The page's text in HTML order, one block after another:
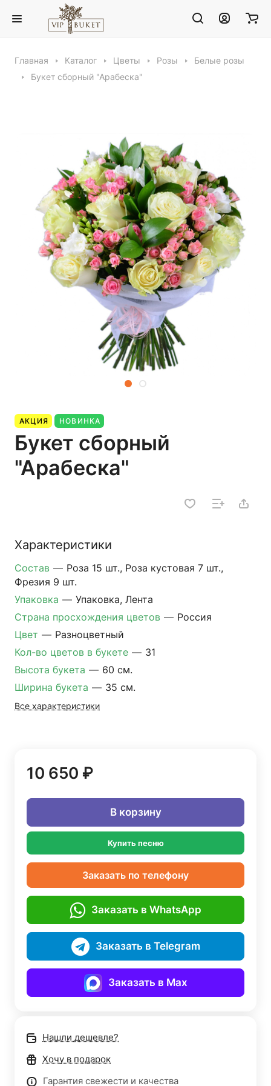
Главная Каталог Цветы Розы
Белые розы
Букет сборный "Арабеска"
АКЦИЯ НОВИНКА
Букет сборный
"Арабеска"
Характеристики
Состав — Роза 15 шт., Роза кустовая 7 шт.,
Фрезия 9 шт.
Упаковка — Упаковка, Лента
Страна просхождения цветов — Россия
Цвет — Разноцветный
Кол-во цветов в букете — 31
Высота букета — 60 см.
Ширина букета — 35 см.
Все характеристики
10 650 ₽
В корзину
Купить песню
Заказать по телефону
Заказать в WhatsApp
Заказать в Telegram
Заказать в Max
Нашли дешевле?
Хочу в подарок
Гарантия свежести и качества